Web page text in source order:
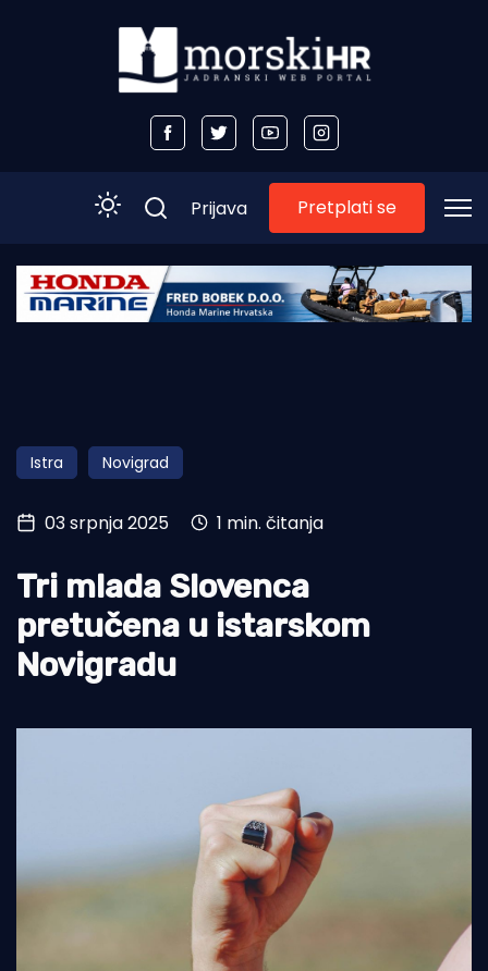
Početna
Obala
Otoci
Turizam i nautika
Pomorstvo
Ribolov
Ekologija
Prijava Pretplati se
Istra Novigrad
03 srpnja 2025 1 min. čitanja
Tri mlada Slovenca
pretučena u istarskom
Novigradu